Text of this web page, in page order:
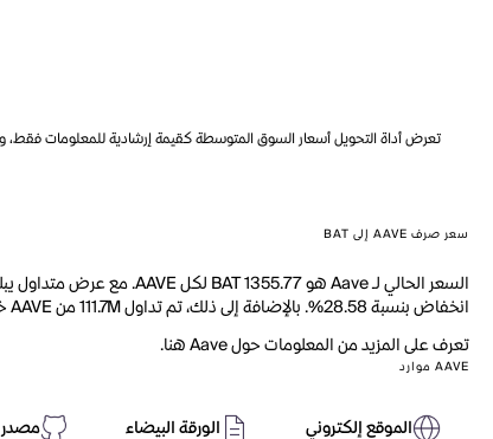
تعرض أداة التحويل أسعار السوق المتوسطة كقيمة إرشادية للمعلومات فقط،
سعر صرف AAVE إلى BAT
انخفاض بنسبة 28.58%. بالإضافة إلى ذلك، تم تداول 111.7M من AAVE خلال اليوم الماضي.
تعرف على المزيد من المعلومات حول Aave هنا.
AAVE موارد
الموقع إلكتروني الورقة البيضاء مصدر